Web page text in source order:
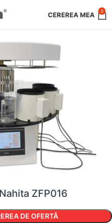
0
ZFP016
DE OFERTĂ